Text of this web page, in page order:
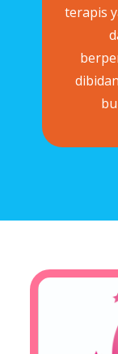
terapis